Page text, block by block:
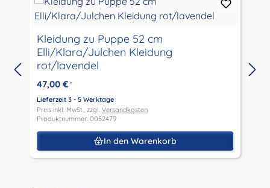
Kleidung zu Puppe 52 cm
Elli/Klara/Julchen Kleidung
rot/lavendel
47,00 € *
Lieferzeit 3 - 5 Werktage
Preis inkl. MwSt., zzgl. Versandkosten
Produktnummer: 0052479
In den Warenkorb